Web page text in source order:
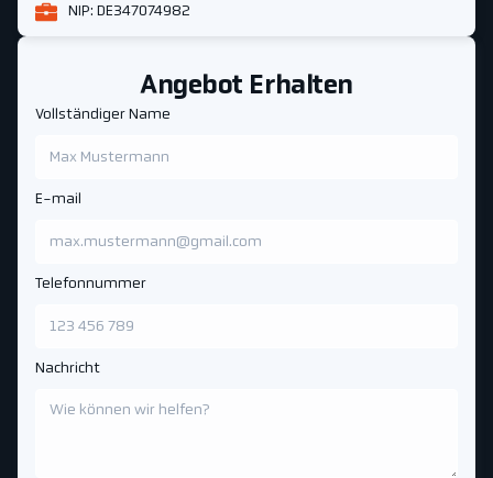
Angebot Erhalten
Vollständiger Name
E-mail
Telefonnummer
Nachricht
NIP: DE347074982